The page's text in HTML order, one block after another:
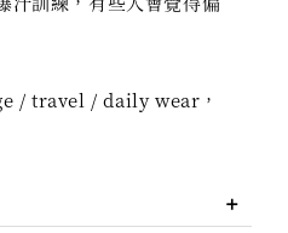
/ travel / daily wear，